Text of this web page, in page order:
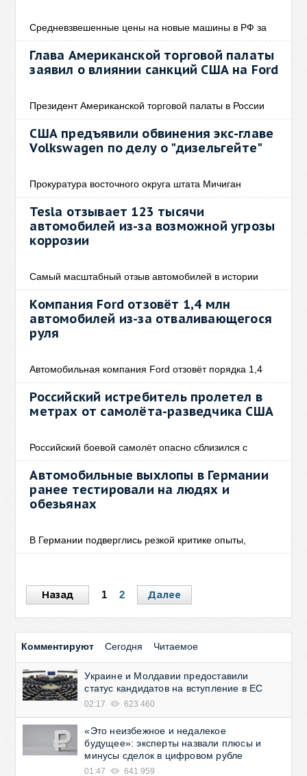
Средневзвешенные цены на новые машины в РФ за
Глава Американской торговой палаты
заявил о влиянии санкций США на Ford
Президент Американской торговой палаты в России
США предъявили обвинения экс-главе
Volkswagen по делу о "дизельгейте"
Прокуратура восточного округа штата Мичиган
Tesla отзывает 123 тысячи
автомобилей из-за возможной угрозы
коррозии
Самый масштабный отзыв автомобилей в истории
Компания Ford отзовёт 1,4 млн
автомобилей из-за отваливающегося
руля
Автомобильная компания Ford отзовёт порядка 1,4
Российский истребитель пролетел в
метрах от самолёта-разведчика США
Российский боевой самолёт опасно сблизился с
Автомобильные выхлопы в Германии
ранее тестировали на людях и
обезьянах
В Германии подверглись резкой критике опыты,
Назад 1 2 Далее
Комментируют Сегодня Читаемое
Украине и Молдавии предоставили
статус кандидатов на вступление в ЕС
02:17 623 460
«Это неизбежное и недалекое
будущее»: эксперты назвали плюсы и
минусы сделок в цифровом рубле
01:47 641 959